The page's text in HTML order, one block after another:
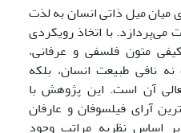
میان میل ذاتی انسان به لذت
با اتخاذ رویکردی
متون فلسفی و عرفانی،
نافی طبیعت انسان، بلکه
آن است. این پژوهش با
آرای فیلسوفان و عارفان
اساس نظریه مراتب وجود